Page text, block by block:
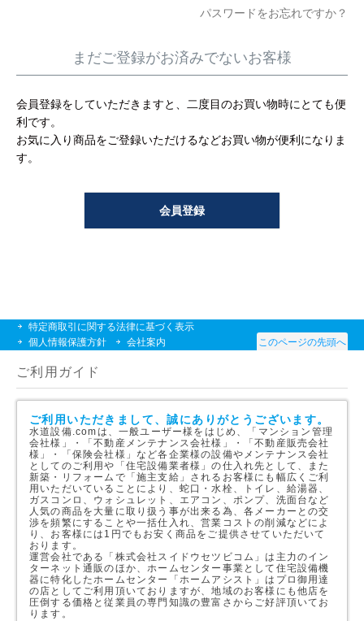
工事について
トイレ見積もりフォーム
給湯器見積もりフォーム
取り扱いメーカー 協力業者募集
パスワードをお忘れですか？
まだご登録がお済みでないお客様
会員登録をしていただきますと、二度目のお買い物時にとても便
利です。
お気に入り商品をご登録いただけるなどお買い物が便利になりま
す。
会員登録
特定商取引に関する法律に基づく表示
個人情報保護方針
会社案内 このページの先頭へ
ご利用ガイド
ご利用いただきまして、誠にありがとうございます。
水道設備.comは、一般ユーザー様をはじめ、「マンション管理
会社様」・「不動産メンテナンス会社様」・「不動産販売会社
様」・「保険会社様」など各企業様の設備やメンテナンス会社
としてのご利用や「住宅設備業者様」の仕入れ先として、また
新築・リフォームで「施主支給」されるお客様にも幅広くご利
用いただいていることにより、蛇口・水栓、トイレ、給湯器、
ガスコンロ、ウォシュレット、エアコン、ポンプ、洗面台など
人気の商品を大量に取り扱う事が出来る為、各メーカーとの交
渉を頻繁にすることや一括仕入れ、営業コストの削減などによ
り、お客様には1円でもお安く商品をご提供させていただいて
おります。
運営会社である「株式会社スイドウセツビコム」は主力のイン
ターネット通販のほか、ホームセンター事業として住宅設備機
器に特化したホームセンター「ホームアシスト」はプロ御用達
の店としてご利用頂いておりますが、地域のお客様にも他店を
圧倒する価格と従業員の専門知識の豊富さからご好評頂いてお
ります。